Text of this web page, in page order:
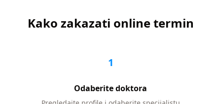
Kako zakazati online termin
1
Odaberite doktora